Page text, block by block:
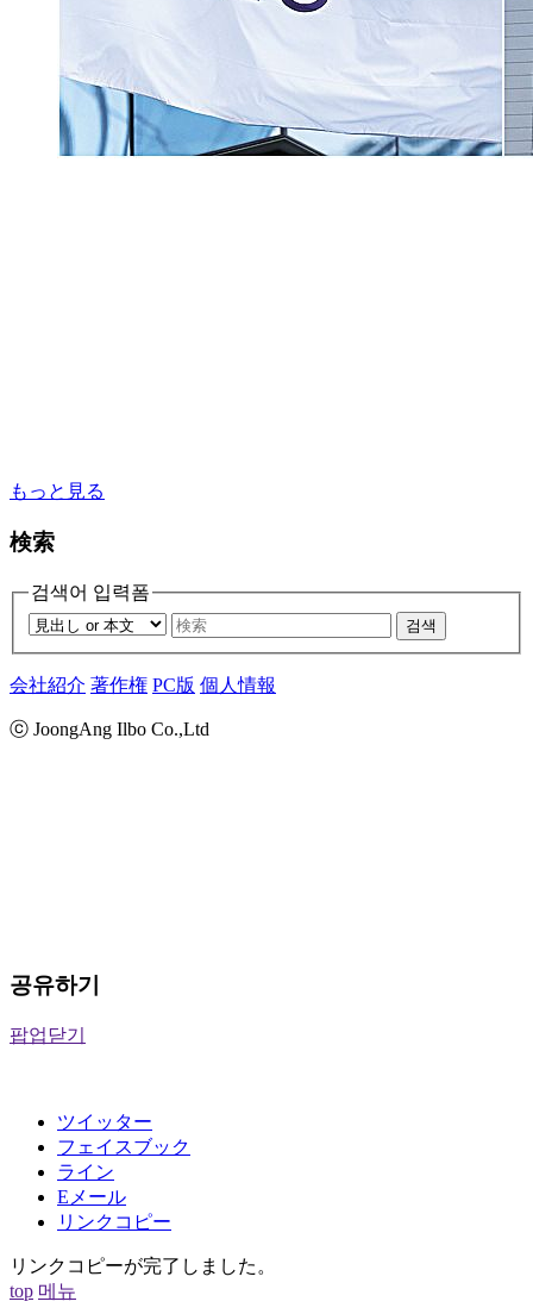
もっと見る
検索
검색어 입력폼
검색
会社紹介 著作権 PC版 個人情報
ⓒ JoongAng Ilbo Co.,Ltd
공유하기
팝업닫기
ツイッター
フェイスブック
ライン
Eメール
リンクコピー
リンクコピーが完了しました。
top 메뉴